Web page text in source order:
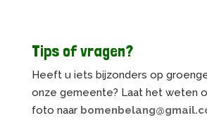
Tips of vragen?
Heeft u iets bijzonders op
onze gemeente? Laat het weten
foto naar